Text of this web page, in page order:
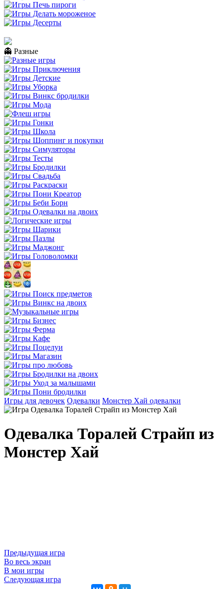
👻 Разные
Игры для девочек Одевалки Монстер Хай одевалки
Одевалка Торалей Страйп из
Монстер Хай
Предыдущая игра
Во весь экран
В мои игры
Следующая игра